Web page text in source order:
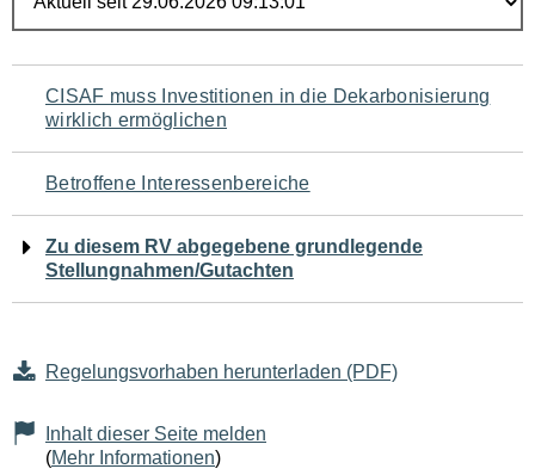
Navigation
für
den
Seiteninhalt
CISAF muss Investitionen in die Dekarbonisierung
wirklich ermöglichen
Betroffene Interessenbereiche
Zu diesem RV abgegebene grundlegende
Stellungnahmen/Gutachten
Regelungsvorhaben herunterladen (PDF)
Inhalt dieser Seite melden
(Mehr Informationen)